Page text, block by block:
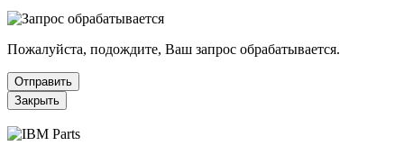
Пожалуйста, подождите, Ваш запрос обрабатывается.
Отправить
Закрыть